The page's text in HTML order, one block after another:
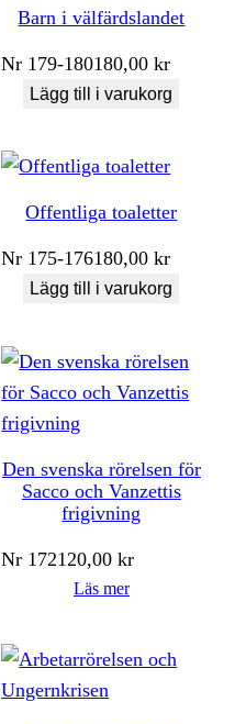
Barn i välfärdslandet
Nr 179-180180,00kr
Lägg till i varukorg
Offentliga toaletter
Nr 175-176180,00kr
Lägg till i varukorg
Den svenska rörelsen för
Sacco och Vanzettis
frigivning
Nr 172120,00kr
Läs mer